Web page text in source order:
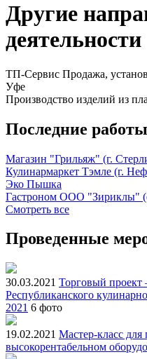
Другие
деятельности
ТП-Сервис Продажа,
Уфе
Производство изделий из
Последние
Магазин "Грильяж" (г.
Кулинармаркет Тэмле (г.
Эко Пышка
Гастроном ООО "Зириклы"
Смотреть все
Проведенные
30.03.2021 Торговый проект
Республиканского
2021 6 фото
19.02.2021 Мастер-класс для
высокорентабельном